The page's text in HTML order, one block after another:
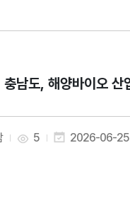
충남도, 해양바이오 산
5 2026-06-25